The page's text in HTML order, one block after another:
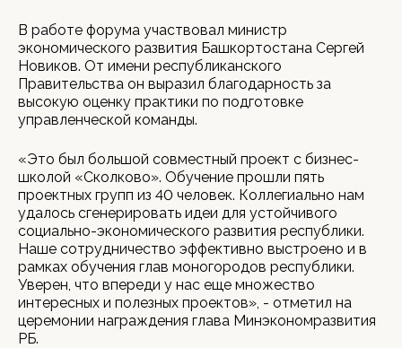
В работе форума участвовал министр
экономического развития Башкортостана Сергей
Новиков. От имени республиканского
Правительства он выразил благодарность за
высокую оценку практики по подготовке
управленческой команды.
«Это был большой совместный проект с бизнес-
школой «Сколково». Обучение прошли пять
проектных групп из 40 человек. Коллегиально нам
удалось сгенерировать идеи для устойчивого
социально-экономического развития республики.
Наше сотрудничество эффективно выстроено и в
рамках обучения глав моногородов республики.
Уверен, что впереди у нас еще множество
интересных и полезных проектов», - отметил на
церемонии награждения глава Минэкономразвития
РБ.